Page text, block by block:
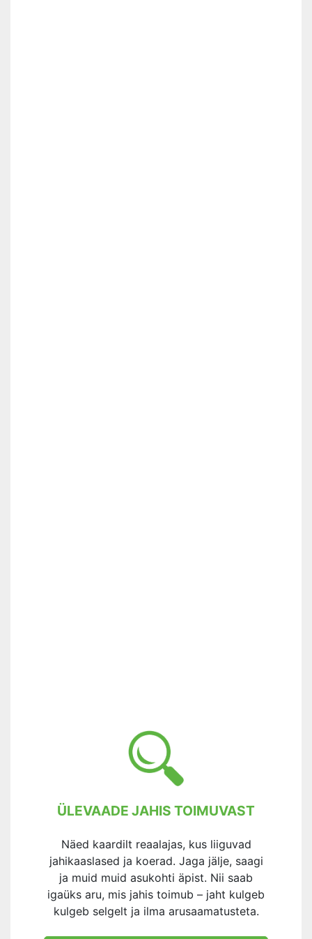
ÜLEVAADE JAHIS TOIMUVAST
Näed kaardilt reaalajas, kus liiguvad
jahikaaslased ja koerad. Jaga jälje, saagi
ja muid muid asukohti äpist. Nii saab
igaüks aru, mis jahis toimub – jaht kulgeb
kulgeb selgelt ja ilma arusaamatusteta.